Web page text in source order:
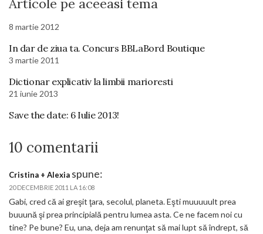
Articole pe aceeasi tema
8 martie 2012
In dar de ziua ta. Concurs BBLaBord Boutique
3 martie 2011
Dictionar explicativ la limbii marioresti
21 iunie 2013
Save the date: 6 Iulie 2013!
10 comentarii
Cristina + Alexia spune:
20 DECEMBRIE 2011 LA 16:08
Gabi, cred că ai greşit ţara, secolul, planeta. Eşti muuuuult prea
buuună şi prea principială pentru lumea asta. Ce ne facem noi cu
tine? Pe bune? Eu, una, deja am renunţat să mai lupt să îndrept, să